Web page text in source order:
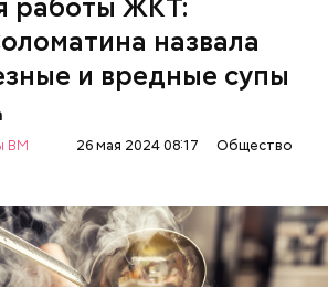
работы ЖКТ:
назвала
и вредные супы
ВМ 26 мая 2024 08:17 Общество
женщинам;
иммунной системой;